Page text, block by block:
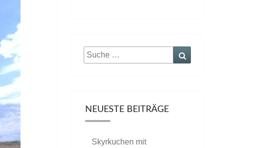
Suche
nach:
NEUESTE BEITRÄGE
Skyrkuchen mit